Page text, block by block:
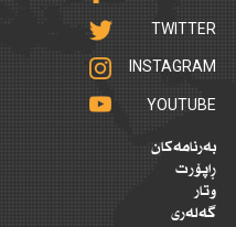
TWITTER
INSTAGRAM
YOUTUBE
بەرنامەکان
ڕاپۆرت
وتار
گەلەری